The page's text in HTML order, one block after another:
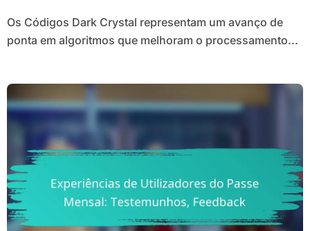
Os Códigos Dark Crystal representam um avanço de
ponta em algoritmos que melhoram o processamento...